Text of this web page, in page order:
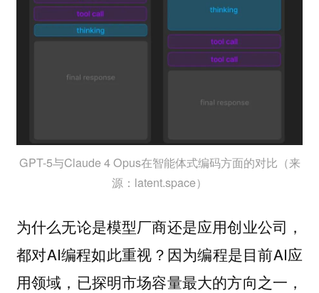
GPT-5与Claude 4 Opus在智能体式编码方面的对比（来
源：latent.space）
为什么无论是模型厂商还是应用创业公司，
都对AI编程如此重视？因为编程是目前AI应
用领域，已探明市场容量最大的方向之一，